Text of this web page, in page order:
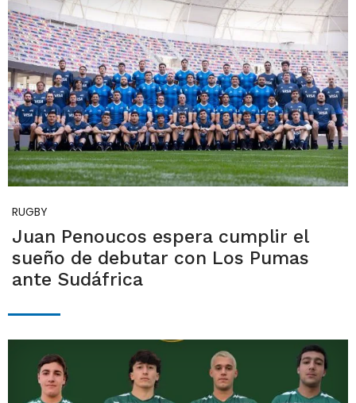
RUGBY
Juan Penoucos espera cumplir el
sueño de debutar con Los Pumas
ante Sudáfrica